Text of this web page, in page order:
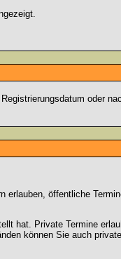
oder
erlauben, öffentliche
hat. Private Termine
können Sie auch